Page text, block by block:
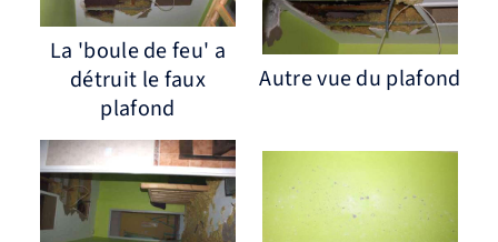
La 'boule de feu' a
détruit le faux
plafond
Autre vue du plafond